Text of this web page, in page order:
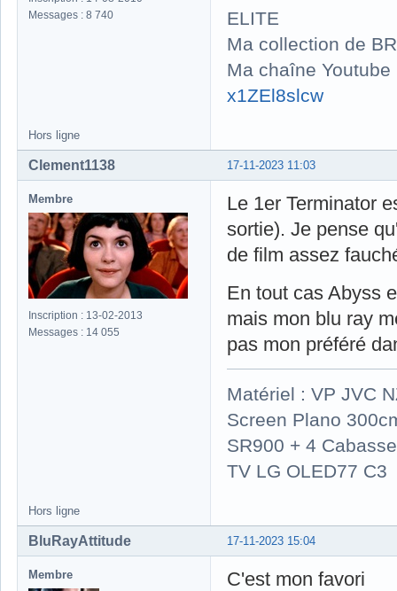
Messages : 8 740
ELITE
Ma collection de
Ma chaîne
x1ZEl8slcw
Hors ligne
17-11-2023 11:03
Clement1138
Membre
Inscription : 13-02-2013
Messages : 14 055
Le 1er Terminator
sortie). Je pense
de film assez
En tout cas Abyss
mais mon blu ray
pas mon préféré
Matériel : VP JVC
Screen Plano
SR900 + 4
TV LG OLED77 C3
Hors ligne
17-11-2023 15:04
BluRayAttitude
Membre C'est mon favori